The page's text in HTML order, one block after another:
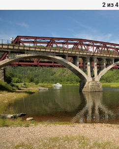
2 из 4